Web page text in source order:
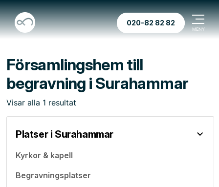
020-82 82 82
Församlingshem till
begravning i Surahammar
Visar alla 1 resultat
Platser i Surahammar
Kyrkor & kapell
Begravningsplatser